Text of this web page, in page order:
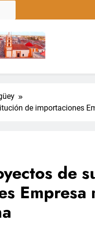
Cuba
cubano que informa,
de importaciones
de
Empresa